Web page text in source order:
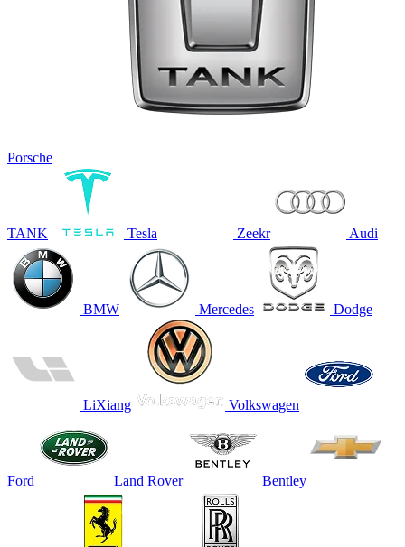
Porsche
TANK Tesla Zeekr Audi
BMW Mercedes Dodge
LiXiang Volkswagen
Ford Land Rover Bentley